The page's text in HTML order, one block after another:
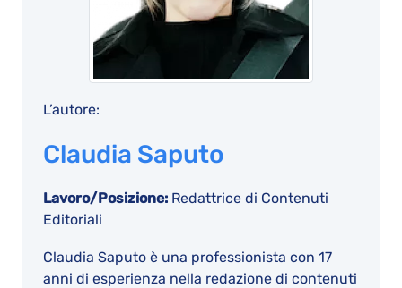
L’autore:
Claudia Saputo
Lavoro/Posizione: Redattrice di Contenuti
Editoriali
Claudia Saputo è una professionista con 17
anni di esperienza nella redazione di contenuti